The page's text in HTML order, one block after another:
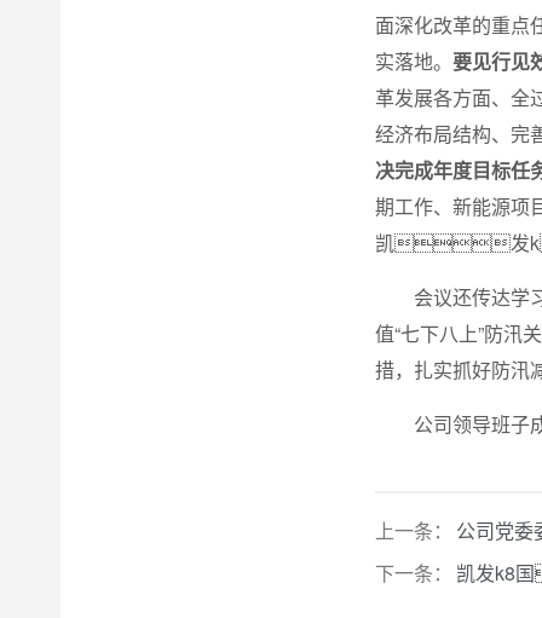
面深化改革的重点
实落地。 要见行见
革发展各方面、全
经济布局结构、完
决完成年度目标任
期工作、新能源项
凯发
会议还传达
值“七下八上”防汛
措，扎实抓好防汛
公司领导班子
上一条：
公司党委
下一条：
凯发k8